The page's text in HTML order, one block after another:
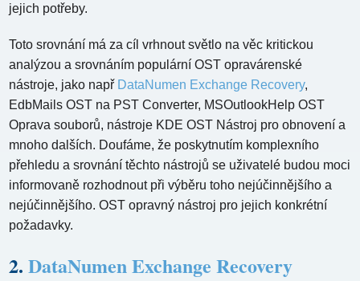
jejich potřeby.
Toto srovnání má za cíl vrhnout světlo na věc kritickou
analýzou a srovnáním populární OST opravárenské
nástroje, jako např DataNumen Exchange Recovery,
EdbMails OST na PST Converter, MSOutlookHelp OST
Oprava souborů, nástroje KDE OST Nástroj pro obnovení a
mnoho dalších. Doufáme, že poskytnutím komplexního
přehledu a srovnání těchto nástrojů se uživatelé budou moci
informovaně rozhodnout při výběru toho nejúčinnějšího a
nejúčinnějšího. OST opravný nástroj pro jejich konkrétní
požadavky.
2.DataNumen Exchange Recovery